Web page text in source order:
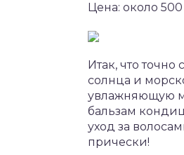
Цена: около
Итак, что точно
солнца и
увлажняющую
бальзам
уход за
прически!